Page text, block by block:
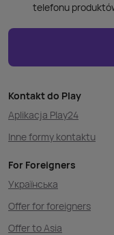
telefonu
Kontakt do Play
Aplikacja Play24
Inne formy kontaktu
For Foreigners
Українська
Offer for foreigners
Offer to Asia